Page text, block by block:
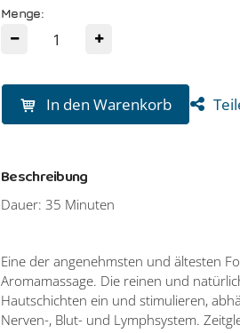
Menge:
In den Warenkorb
Beschreibung
Dauer: 35 Minuten
Eine der angenehmsten und ältesten
Aromamassage. Die reinen und
Hautschichten ein und stimulieren,
Nerven-, Blut- und Lymphsystem.